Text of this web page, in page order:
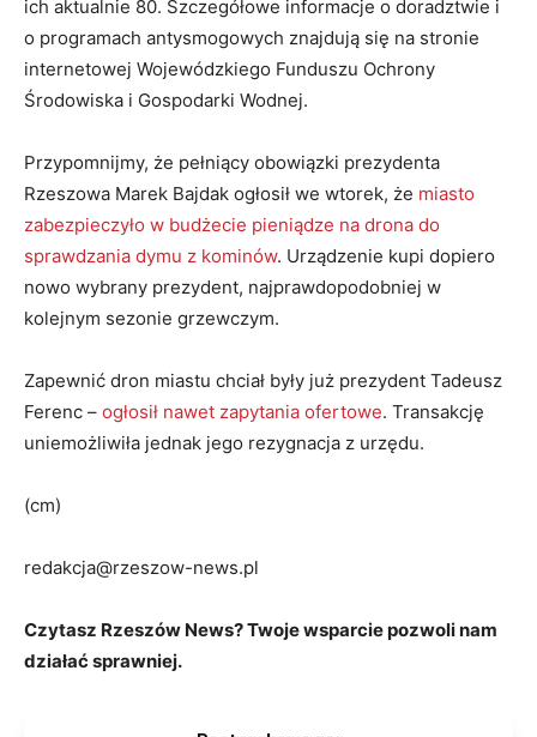
ich aktualnie 80. Szczegółowe informacje o doradztwie i
o programach antysmogowych znajdują się na stronie
internetowej Wojewódzkiego Funduszu Ochrony
Środowiska i Gospodarki Wodnej.
Przypomnijmy, że pełniący obowiązki prezydenta
Rzeszowa Marek Bajdak ogłosił we wtorek, że miasto
zabezpieczyło w budżecie pieniądze na drona do
sprawdzania dymu z kominów. Urządzenie kupi dopiero
nowo wybrany prezydent, najprawdopodobniej w
kolejnym sezonie grzewczym.
Zapewnić dron miastu chciał były już prezydent Tadeusz
Ferenc – ogłosił nawet zapytania ofertowe. Transakcję
uniemożliwiła jednak jego rezygnacja z urzędu.
(cm)
redakcja@rzeszow-news.pl
Czytasz Rzeszów News? Twoje wsparcie pozwoli nam
działać sprawniej.